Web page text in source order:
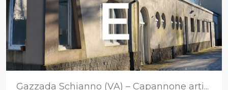
Gazzada Schianno (VA) – Capannone arti...